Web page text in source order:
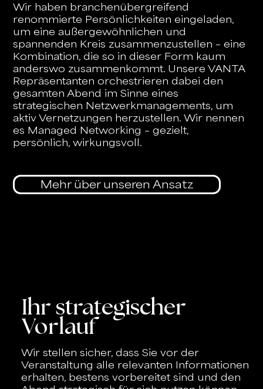
Wir haben branchenübergreifend
renommierte Persönlichkeiten eingeladen,
um eine außergewöhnlichen und
spannenden Kreis zusammenzustellen – eine
Kombination, die so in dieser Form kaum
anderswo zusammenkommt. Unsere VANTA
Repräsentanten orchestrieren dabei den
gesamten Abend im Sinne eines
strategischen Netzwerkmanagements, um
aktiv Vernetzungen herzustellen. Wir nennen
es Managed Networking – gezielt,
persönlich, wirkungsvoll.
Mehr über unseren Ansatz
Ihr strategischer
Vorlauf
Wir stellen sicher, dass Sie vor der
Veranstaltung alle relevanten Informationen
erhalten, bestens vorbereitet sind und den